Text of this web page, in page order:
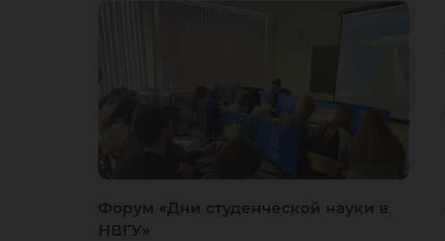
Форум «Дни студенческой науки в
НВГУ»